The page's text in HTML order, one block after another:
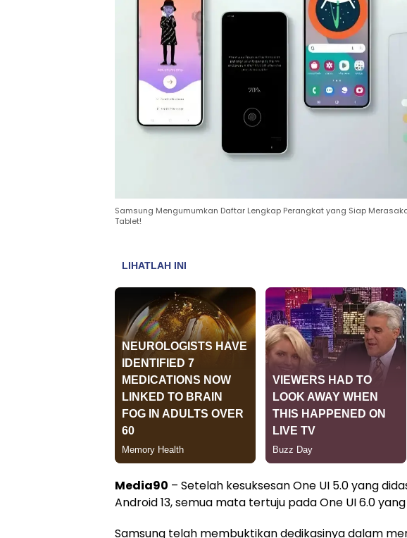
Samsung Mengumumkan Daftar Lengkap Perangkat yang Siap
Tablet!
Media90 – Setelah kesuksesan One UI 5.0 yang
Android 13, semua mata tertuju pada One UI 6.0
Samsung telah membuktikan dedikasinya dalam